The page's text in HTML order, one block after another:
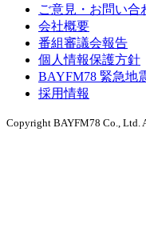
ご意見・お問い合
会社概要
番組審議会報告
個人情報保護方針
BAYFM78 緊急地
採用情報
Copyright BAYFM78 Co., Ltd.